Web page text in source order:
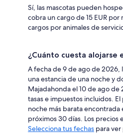
Sí, las mascotas pueden
cobra un cargo de 15 EUR
cargos por animales de
¿Cuánto cuesta alojarse
A fecha de 9 de ago de 2026,
una estancia de una noche y
Majadahonda el 10 de ago de
tasas e impuestos incluidos.
noche más barata encontrada
próximos 30 días. Los precios
Selecciona tus fechas para ver